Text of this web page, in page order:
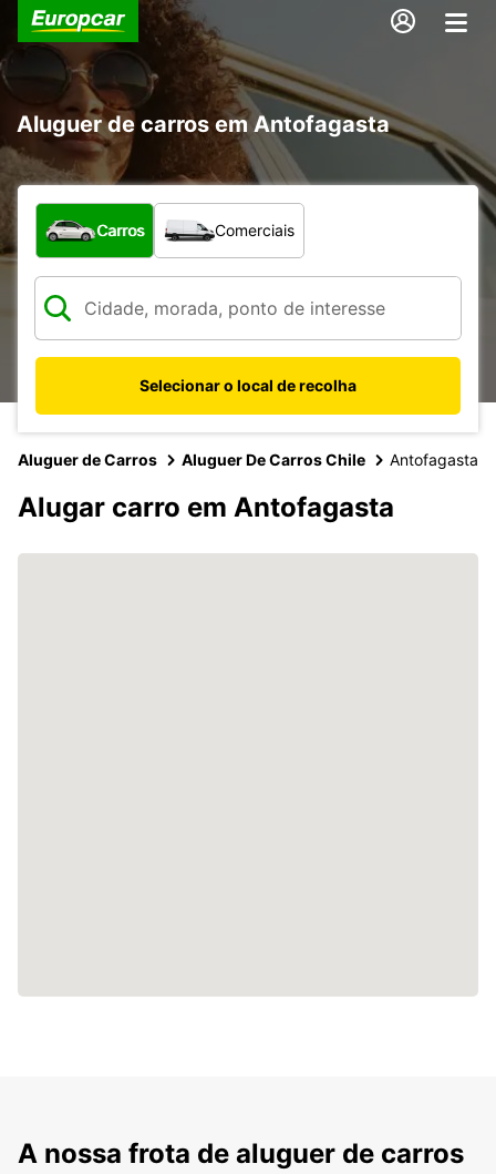
Aluguer de carros em Antofagasta
Que tipo de veículo pretende?
Carros Comerciais
Selecionar o local de recolha
Aluguer de Carros Aluguer De Carros Chile Antofagasta
Alugar carro em Antofagasta
A nossa frota de aluguer de carros